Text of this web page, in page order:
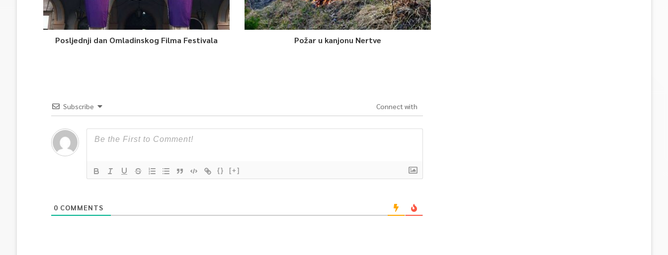
Posljednji dan Omladinskog Filma Festivala Požar u kanjonu Nertve
Subscribe Connect with
{} [+]
0 COMMENTS